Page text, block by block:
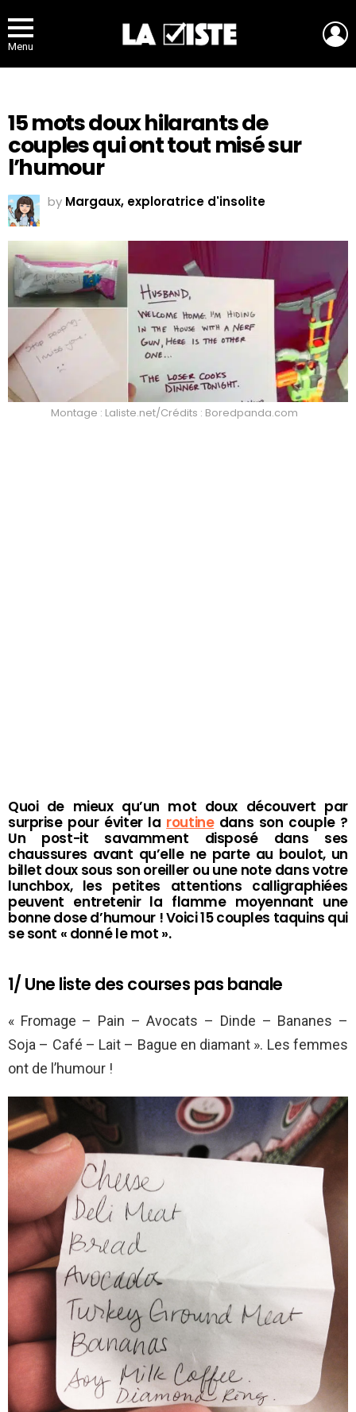
Menu
15 mots doux hilarants de
couples qui ont tout misé sur
l’humour
by Margaux, exploratrice d'insolite
Montage : Laliste.net/Crédits : Boredpanda.com
Quoi de mieux qu’un mot doux découvert par
surprise pour éviter la routinedans son couple ?
Un post-it savamment disposé dans ses
chaussures avant qu’elle ne parte au boulot, un
billet doux sous son oreiller ou une note dans votre
lunchbox, les petites attentions calligraphiées
peuvent entretenir la flamme moyennant une
bonne dose d’humour ! Voici 15 couples taquins qui
se sont « donné le mot ».
1/ Une liste des courses pas banale
« Fromage – Pain – Avocats – Dinde – Bananes –
Soja – Café – Lait – Bague en diamant ». Les femmes
ont de l’humour !